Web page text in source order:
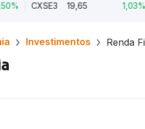
CXSE3 19,65 1,03%
Investimentos Renda